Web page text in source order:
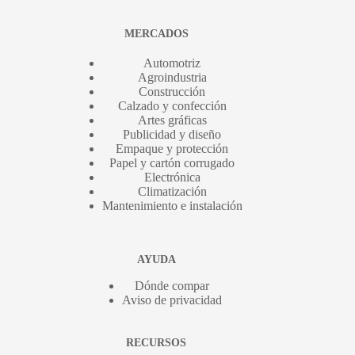
MERCADOS
Automotriz
Agroindustria
Construcción
Calzado y confección
Artes gráficas
Publicidad y diseño
Empaque y protección
Papel y cartón corrugado
Electrónica
Climatización
Mantenimiento e instalación
AYUDA
Dónde compar
Aviso de privacidad
RECURSOS